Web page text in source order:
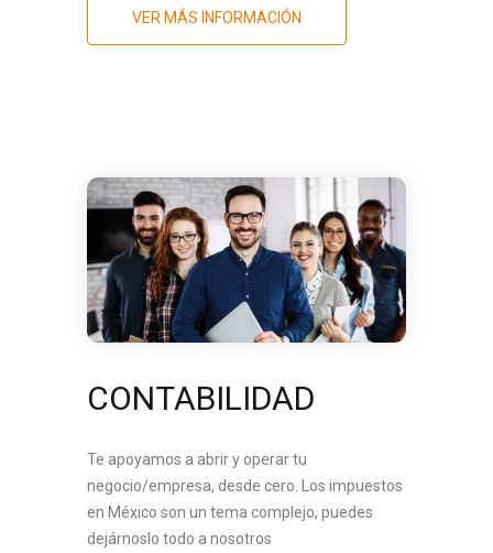
VER MÁS INFORMACIÓN
CONTABILIDAD
Te apoyamos a abrir y operar tu
negocio/empresa, desde cero. Los impuestos
en México son un tema complejo, puedes
dejárnoslo todo a nosotros